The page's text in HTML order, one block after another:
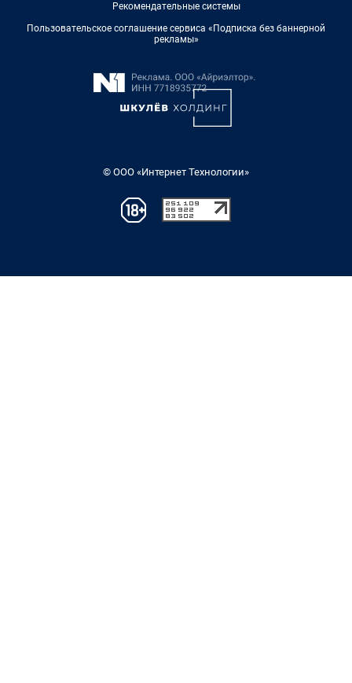
Рекомендательные системы
Пользовательское соглашение сервиса «Подписка без баннерной
рекламы»
© ООО «Интернет Технологии»